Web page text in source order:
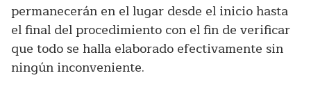
permanecerán en el lugar desde el inicio hasta
el final del procedimiento con el fin de verificar
que todo se halla elaborado efectivamente sin
ningún inconveniente.